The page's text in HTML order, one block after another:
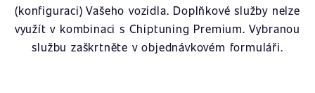
(konfiguraci) Vašeho vozidla. Doplňkové služby nelze
využít v kombinaci s Chiptuning Premium. Vybranou
službu zaškrtněte v objednávkovém formuláři.